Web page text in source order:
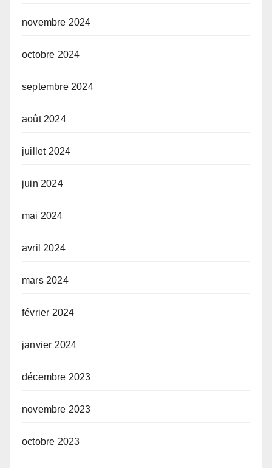
novembre 2024
octobre 2024
septembre 2024
août 2024
juillet 2024
juin 2024
mai 2024
avril 2024
mars 2024
février 2024
janvier 2024
décembre 2023
novembre 2023
octobre 2023